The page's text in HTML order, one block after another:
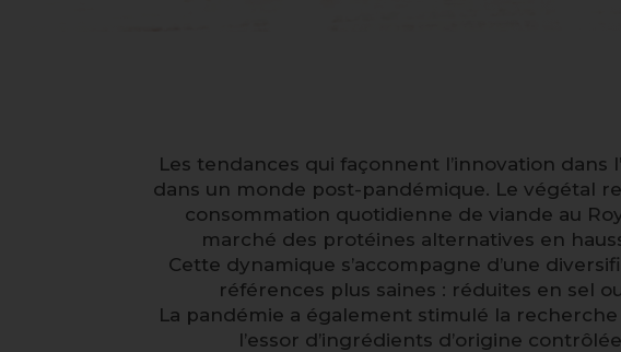
Les tendances qui façonnent l’innovation
dans un monde post-pandémique. Le végétal
consommation quotidienne de viande au
marché des protéines alternatives en
Cette dynamique s’accompagne d’une
références plus saines : réduites en sel
La pandémie a également stimulé la
l’essor d’ingrédients d’origine